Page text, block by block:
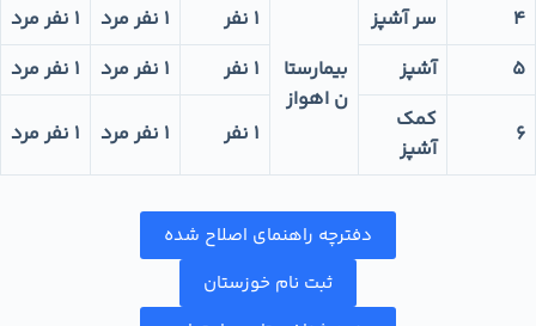
4
سر آشپز
بیمارستا
ن اهواز
1 نفر 1 نفر مرد
1 نفر مرد
5
آشپز 1 نفر 1 نفر مرد 1 نفر مرد
6
کمک
آشپز
1 نفر 1 نفر مرد 1 نفر مرد
دفترچه راهنمای اصلاح شده
ثبت نام خوزستان